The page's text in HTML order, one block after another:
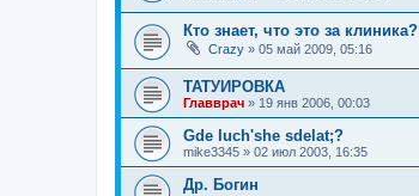
Кто знает, что это за клиника?
Crazy » 05 май 2009, 05:16
ТАТУИРОВКА
Главврач » 19 янв 2006, 00:03
Gde luch'she sdelat;?
mike3345 » 02 июл 2003, 16:35
Др. Богин